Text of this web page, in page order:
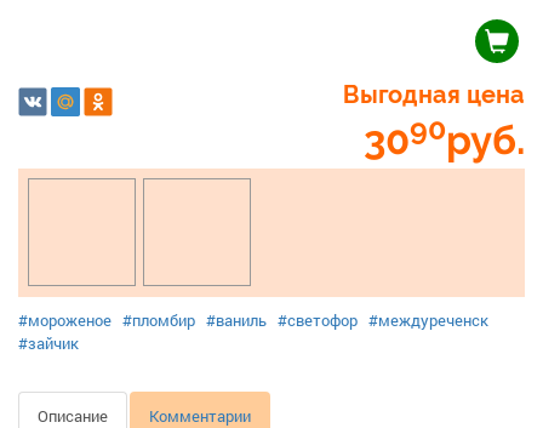
Выгодная цена
3090руб.
#мороженое #пломбир #ваниль #светофор #междуреченск
#зайчик
Описание Комментарии